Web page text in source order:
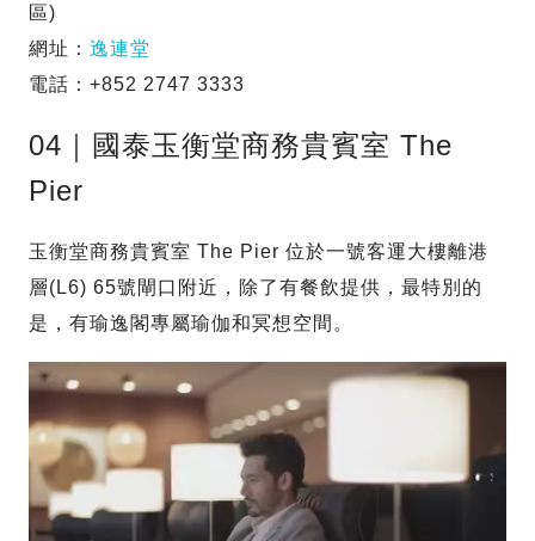
區)
網址： 逸連堂
電話：+852 2747 3333
04｜國泰玉衡堂商務貴賓室 The
Pier
玉衡堂商務貴賓室 The Pier 位於一號客運大樓離港
層(L6) 65號閘口附近，除了有餐飲提供，最特別的
是，有瑜逸閣專屬瑜伽和冥想空間。